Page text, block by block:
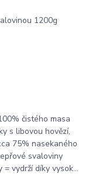
čistého masa
s libovou hovězí,
75% nasekaného
svaloviny
vydrží díky vysok...